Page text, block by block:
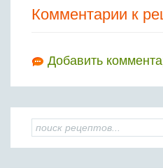
Комментарии к
Добавить